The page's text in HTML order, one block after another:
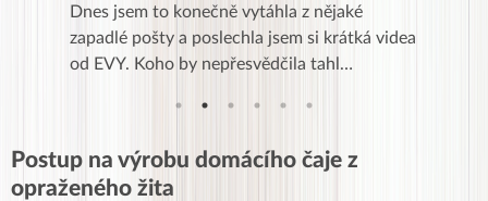
Dnes jsem to konečně vytáhla z nějaké
zapadlé pošty a poslechla jsem si krátká videa
od EVY. Koho by nepřesvědčila tahl…
Postup na výrobu domácího čaje z
opraženého žita